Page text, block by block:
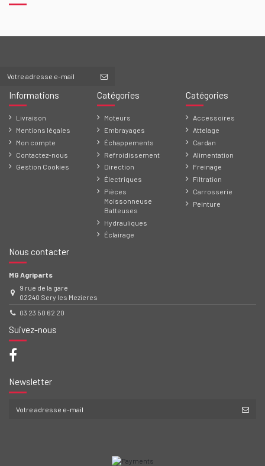
Informations
Livraison
Mentions légales
Mon compte
Contactez-nous
Gestion Cookies
Catégories
Moteurs
Embrayages
Échappements
Refroidissement
Direction
Électriques
Pièces
Moissonneuse
Batteuses
Hydrauliques
Éclairage
Catégories
Accessoires
Attelage
Cardan
Alimentation
Freinage
Filtration
Carrosserie
Peinture
Nous contacter
MG Agriparts
9 rue de la gare
02240 Sery les Mezieres
03 23 50 62 20
Suivez-nous
Newsletter